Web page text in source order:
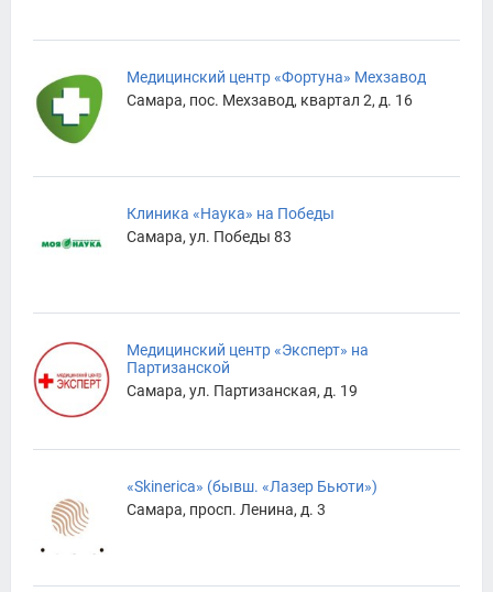
Медицинский центр «Фортуна» Мехзавод
Самара, пос. Мехзавод, квартал 2, д. 16
Клиника «Наука» на Победы
Самара, ул. Победы 83
Медицинский центр «Эксперт» на
Партизанской
Самара, ул. Партизанская, д. 19
«Skinerica» (бывш. «Лазер Бьюти»)
Самара, просп. Ленина, д. 3